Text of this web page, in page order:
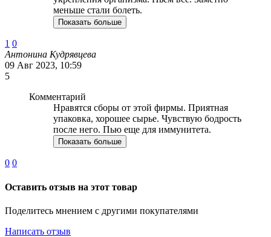
меньше стали болеть.
Показать больше
1 0
Антонина Кудрявцева
09 Авг 2023, 10:59
5
Комментарий
Нравятся сборы от этой фирмы. Приятная
упаковка, хорошее сырье. Чувствую бодрость
после него. Пью еще для иммунитета.
Показать больше
0 0
Оставить отзыв на этот товар
Поделитесь мнением с другими покупателями
Написать отзыв